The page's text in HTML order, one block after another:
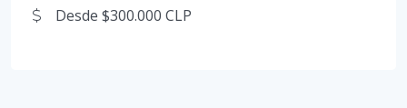
Desde $300.000 CLP